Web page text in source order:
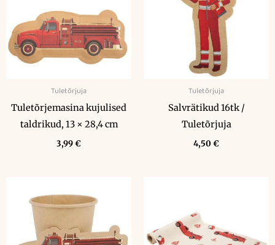
Tuletõrjuja
Tuletõrjemasina kujulised
taldrikud, 13 × 28,4 cm
3,99€
Tuletõrjuja
Salvrätikud 16tk /
Tuletõrjuja
4,50 €